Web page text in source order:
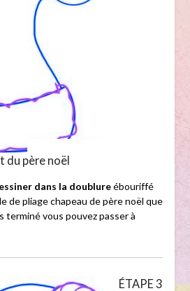
du père noël
dans la doublureébouriffé
de pliage chapeau de père noël que
terminé vous pouvez passer à
ÉTAPE 3